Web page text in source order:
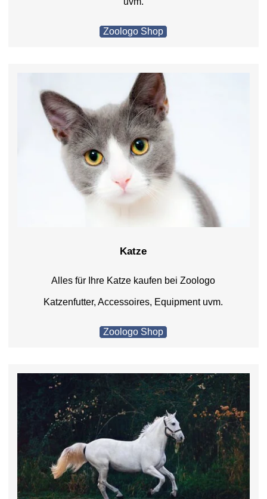
Zoologo Shop
Katze
Alles für Ihre Katze kaufen bei Zoologo
Katzenfutter, Accessoires, Equipment uvm.
Zoologo Shop